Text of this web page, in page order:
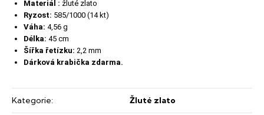
Materiál : žluté zlato
Ryzost: 585/1000 (14 kt)
Váha: 4,56 g
Délka: 45 cm
Šířka řetízku: 2,2 mm
Dárková krabička zdarma.
Kategorie: Žluté zlato